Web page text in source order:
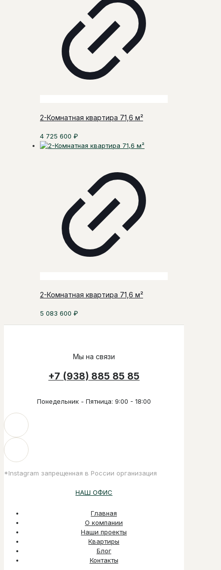
2-Комнатная квартира 71,6 м²
4 725 600 ₽
2-Комнатная квартира 71,6 м²
5 083 600 ₽
Мы на связи
+7 (938) 885 85 85
Понедельник - Пятница: 9:00 - 18:00
*Instagram запрещенная в России организация
НАШ ОФИС
Главная
О компании
Наши проекты
Квартиры
Блог
Контакты